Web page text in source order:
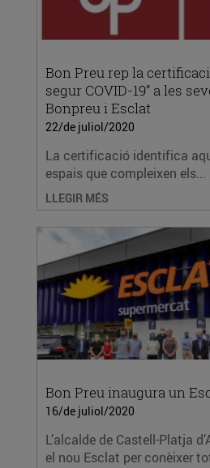
Bon Preu rep la
segur COVID-19” a les
Bonpreu i Esclat
22/de juliol/2020
La certificació identifica
espais que compleixen els...
LLEGIR MÉS
Bon Preu inaugura un
16/de juliol/2020
L’alcalde de Castell-Platja
el nou Esclat per conèixer